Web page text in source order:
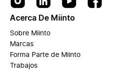
Acerca De Miinto
Sobre Miinto
Marcas
Forma Parte de Miinto
Trabajos